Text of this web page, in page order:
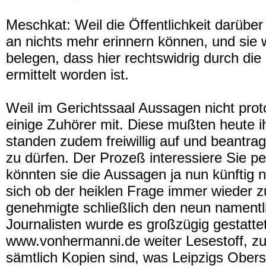
Meschkat: Weil die Öffentlichkeit
an nichts mehr erinnern können, und
belegen, dass hier rechtswidrig durch
ermittelt worden ist.
Weil im Gerichtssaal Aussagen nicht
einige Zuhörer mit. Diese mußten heute
standen zudem freiwillig auf und
zu dürfen. Der Prozeß interessiere Sie
könnten sie die Aussagen ja nun künftig
sich ob der heiklen Frage immer wieder
genehmigte schließlich den neun
Journalisten wurde es großzügig
www.vonhermanni.de weiter Lesestoff,
sämtlich Kopien sind, was Leipzigs